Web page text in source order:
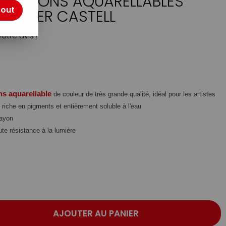
FABER CASTELL
avis !
aquarellable de couleur de très grande qualité, idéal pour les artistes
en pigments et entièrement soluble à l'eau
résistance à la lumière
AJOUTER AU PANIER